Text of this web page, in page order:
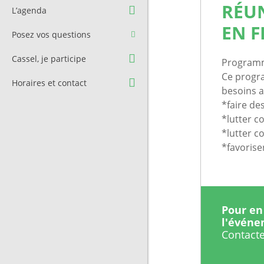
municipale
Contact et Accès
Cimetière
L’agenda
Posez vos questions
Cassel, je participe
Horaires et contact
EN
Ce
besoins
*faire
*lutter
*lutter
Pour